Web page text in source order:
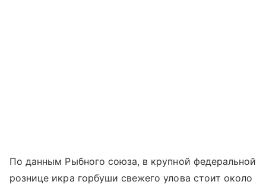
По данным Рыбного союза, в крупной федеральной
рознице икра горбуши свежего улова стоит около